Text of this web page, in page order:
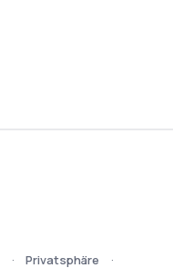
Privatsphäre